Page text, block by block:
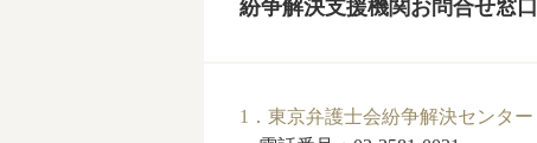
紛争解決支援機関お問合せ窓口
1．東京弁護士会紛争解決センター